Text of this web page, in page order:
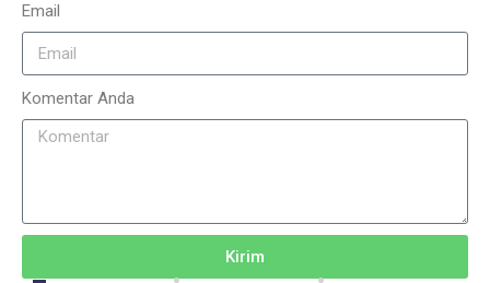
Email
Komentar Anda
Kirim